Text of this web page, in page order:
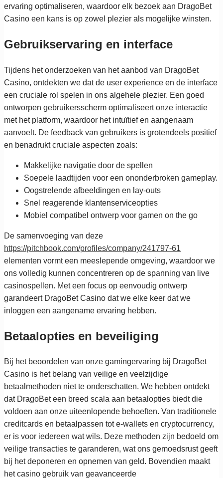
ervaring optimaliseren, waardoor elk bezoek aan DragoBet
Casino een kans is op zowel plezier als mogelijke winsten.
Gebruikservaring en interface
Tijdens het onderzoeken van het aanbod van DragoBet
Casino, ontdekten we dat de user experience en de interface
een cruciale rol spelen in ons algehele plezier. Een goed
ontworpen gebruikersscherm optimaliseert onze interactie
met het platform, waardoor het intuïtief en aangenaam
aanvoelt. De feedback van gebruikers is grotendeels positief
en benadrukt cruciale aspecten zoals:
Makkelijke navigatie door de spellen
Soepele laadtijden voor een ononderbroken gameplay.
Oogstrelende afbeeldingen en lay-outs
Snel reagerende klantenserviceopties
Mobiel compatibel ontwerp voor gamen on the go
De samenvoeging van deze
https://pitchbook.com/profiles/company/241797-61
elementen vormt een meeslepende omgeving, waardoor we
ons volledig kunnen concentreren op de spanning van live
casinospellen. Met een focus op eenvoudig ontwerp
garandeert DragoBet Casino dat we elke keer dat we
inloggen een aangename ervaring hebben.
Betaalopties en beveiliging
Bij het beoordelen van onze gamingervaring bij DragoBet
Casino is het belang van veilige en veelzijdige
betaalmethoden niet te onderschatten. We hebben ontdekt
dat DragoBet een breed scala aan betaalopties biedt die
voldoen aan onze uiteenlopende behoeften. Van traditionele
creditcards en betaalpassen tot e-wallets en cryptocurrency,
er is voor iedereen wat wils. Deze methoden zijn bedoeld om
veilige transacties te garanderen, wat ons gemoedsrust geeft
bij het deponeren en opnemen van geld. Bovendien maakt
het casino gebruik van geavanceerde